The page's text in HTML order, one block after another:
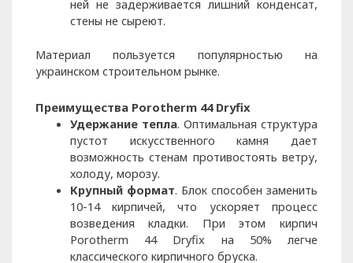
ней не задерживается лишний конденсат,
стены не сыреют.
Материал пользуется популярностью на
украинском строительном рынке.
Преимущества Porotherm 44 Dryfix
Удержание тепла. Оптимальная структура
пустот искусственного камня дает
возможность стенам противостоять ветру,
холоду, морозу.
Крупный формат. Блок способен заменить
10-14 кирпичей, что ускоряет процесс
возведения кладки. При этом кирпич
Porotherm 44 Dryfix на 50% легче
классического кирпичного бруска.